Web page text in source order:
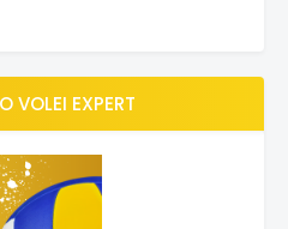
VOLEI EXPERT